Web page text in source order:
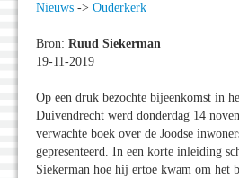
Nieuws -> Ouderkerk
Bron: Ruud Siekerman
19-11-2019
Op een druk bezochte bijeenkomst in
Duivendrecht werd donderdag 14
verwachte boek over de Joodse
gepresenteerd. In een korte inleiding
Siekerman hoe hij ertoe kwam om het